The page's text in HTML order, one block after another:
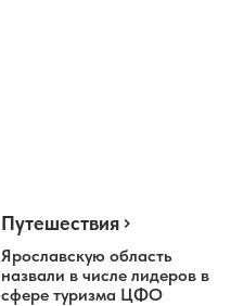
Путешествия
Ярославскую область
назвали в числе лидеров в
сфере туризма ЦФО